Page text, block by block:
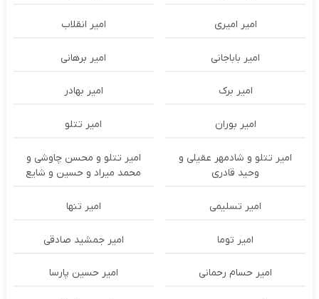
امیر امیری امیر انقلاب
امیر باباجانی امیر برهانی
امیر برک امیر بهادر
امیر بوران امیر تتلو
امیر تتلو و شادمهر عقیلی و
وحید قادری
امیر تتلو و محسن چاوشی و
محمد میراد و حسین و شایع
امیر تسلیمی امیر تنها
امیر توما امیر جمشید صادقی
امیر حسام رحمانی امیر حسین پارسا